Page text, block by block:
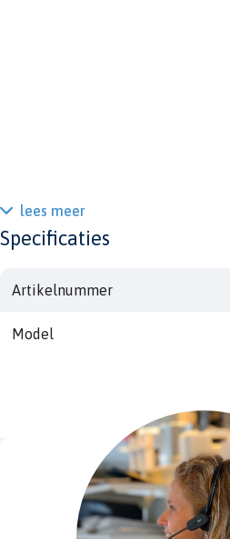
lees meer
Specificaties
Artikelnummer
Model